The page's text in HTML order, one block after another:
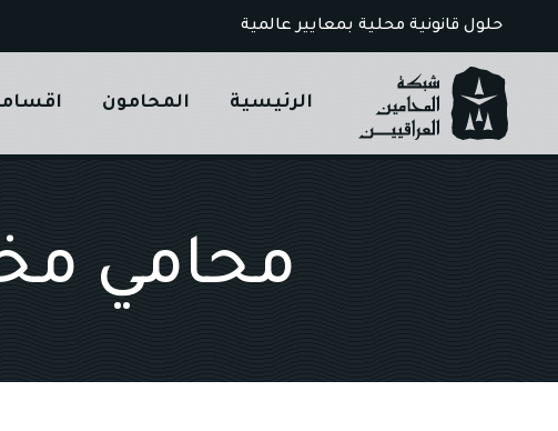
to
content
حلول قانونية محلية بمعايير عالمية
الرئيسية المحامون
محامي